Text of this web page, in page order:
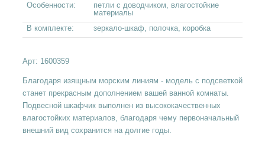
Особенности:
петли с доводчиком, влагостойкие
материалы
В комплекте:
зеркало-шкаф, полочка, коробка
Арт: 1600359
Благодаря изящным морским линиям - модель с подсветкой
станет прекрасным дополнением вашей ванной комнаты.
Подвесной шкафчик выполнен из высококачественных
влагостойких материалов, благодаря чему первоначальный
внешний вид сохранится на долгие годы.